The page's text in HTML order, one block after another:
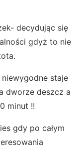
decydując się
gdyż to nie
staje
dworze deszcz a
minut !!
gdy po całym